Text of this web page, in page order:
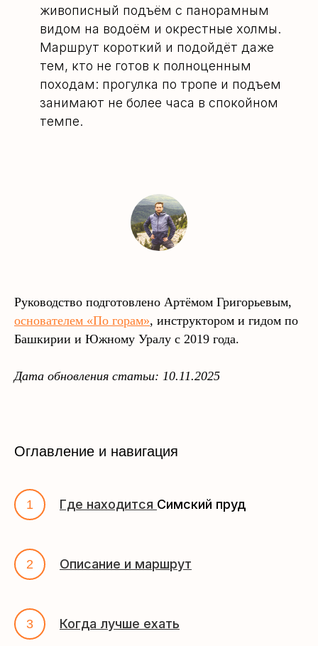
живописный подъём с панорамным
видом на водоём и окрестные холмы.
Маршрут короткий и подойдёт даже
тем, кто не готов к полноценным
походам: прогулка по тропе и подъем
занимают не более часа в спокойном
темпе.
Руководство подготовлено Артёмом Григорьевым,
основателем «По горам», инструктором и гидом по
Башкирии и Южному Уралу с 2019 года.
Дата обновления статьи: 10.11.2025
Оглавление и навигация
Где находится Симский пруд
Описание и маршрут
Когда лучше ехать